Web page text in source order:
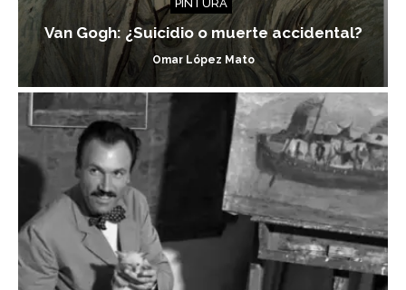
PINTURA
Van Gogh: ¿Suicidio o muerte accidental?
Omar López Mato